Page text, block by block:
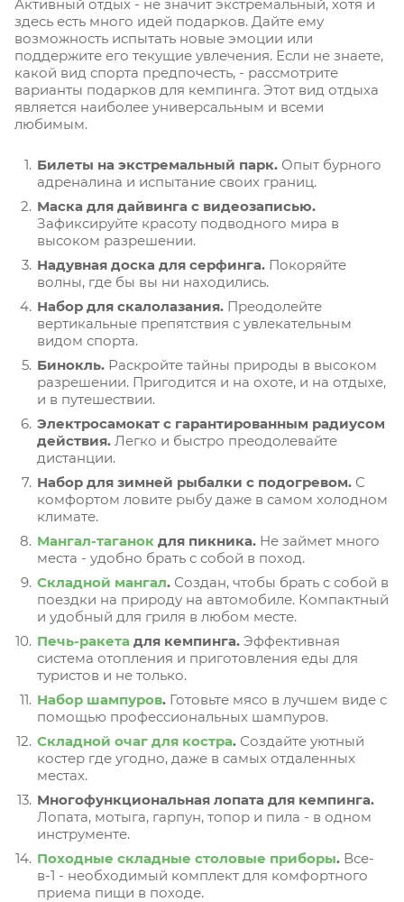
Активный отдых - не значит экстремальный, хотя и
здесь есть много идей подарков. Дайте ему
возможность испытать новые эмоции или
поддержите его текущие увлечения. Если не знаете,
какой вид спорта предпочесть, - рассмотрите
варианты подарков для кемпинга. Этот вид отдыха
является наиболее универсальным и всеми
любимым.
Билеты на экстремальный парк. Опыт бурного
адреналина и испытание своих границ.
Маска для дайвинга с видеозаписью.
Зафиксируйте красоту подводного мира в
высоком разрешении.
Надувная доска для серфинга. Покоряйте
волны, где бы вы ни находились.
Набор для скалолазания. Преодолейте
вертикальные препятствия с увлекательным
видом спорта.
Бинокль. Раскройте тайны природы в высоком
разрешении. Пригодится и на охоте, и на отдыхе,
и в путешествии.
Электросамокат с гарантированным радиусом
действия. Легко и быстро преодолевайте
дистанции.
Набор для зимней рыбалки с подогревом. С
комфортом ловите рыбу даже в самом холодном
климате.
Мангал-таганок для пикника. Не займет много
места - удобно брать с собой в поход.
Складной мангал. Создан, чтобы брать с собой в
поездки на природу на автомобиле. Компактный
и удобный для гриля в любом месте.
Печь-ракета для кемпинга. Эффективная
система отопления и приготовления еды для
туристов и не только.
Набор шампуров. Готовьте мясо в лучшем виде с
помощью профессиональных шампуров.
Складной очаг для костра. Создайте уютный
костер где угодно, даже в самых отдаленных
местах.
Многофункциональная лопата для кемпинга.
Лопата, мотыга, гарпун, топор и пила - в одном
инструменте.
Походные складные столовые приборы. Все-
в-1 - необходимый комплект для комфортного
приема пищи в походе.